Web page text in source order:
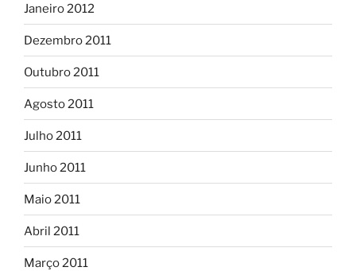
Janeiro 2012
Dezembro 2011
Outubro 2011
Agosto 2011
Julho 2011
Junho 2011
Maio 2011
Abril 2011
Março 2011